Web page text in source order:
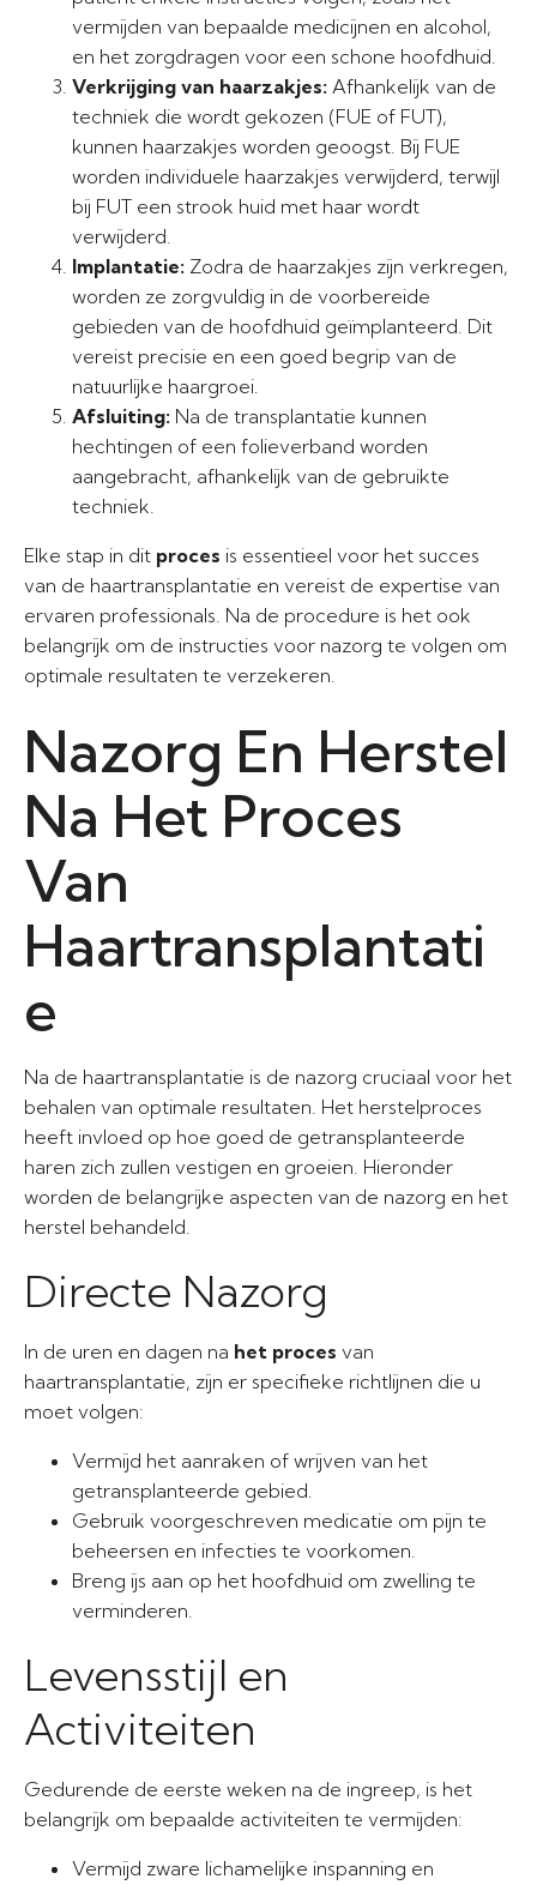
vermijden van bepaalde medicijnen en alcohol,
en het zorgdragen voor een schone hoofdhuid.
Verkrijging van haarzakjes: Afhankelijk van de
techniek die wordt gekozen (FUE of FUT),
kunnen haarzakjes worden geoogst. Bij FUE
worden individuele haarzakjes verwijderd, terwijl
bij FUT een strook huid met haar wordt
verwijderd.
Implantatie: Zodra de haarzakjes zijn verkregen,
worden ze zorgvuldig in de voorbereide
gebieden van de hoofdhuid geïmplanteerd. Dit
vereist precisie en een goed begrip van de
natuurlijke haargroei.
Afsluiting: Na de transplantatie kunnen
hechtingen of een folieverband worden
aangebracht, afhankelijk van de gebruikte
techniek.
Elke stap in dit proces is essentieel voor het succes
van de haartransplantatie en vereist de expertise van
ervaren professionals. Na de procedure is het ook
belangrijk om de instructies voor nazorg te volgen om
optimale resultaten te verzekeren.
Nazorg En Herstel
Na Het Proces
Van
Haartransplantati
e
Na de haartransplantatie is de nazorg cruciaal voor het
behalen van optimale resultaten. Het herstelproces
heeft invloed op hoe goed de getransplanteerde
haren zich zullen vestigen en groeien. Hieronder
worden de belangrijke aspecten van de nazorg en het
herstel behandeld.
Directe Nazorg
In de uren en dagen na het proces van
haartransplantatie, zijn er specifieke richtlijnen die u
moet volgen:
Vermijd het aanraken of wrijven van het
getransplanteerde gebied.
Gebruik voorgeschreven medicatie om pijn te
beheersen en infecties te voorkomen.
Breng ijs aan op het hoofdhuid om zwelling te
verminderen.
Levensstijl en
Activiteiten
Gedurende de eerste weken na de ingreep, is het
belangrijk om bepaalde activiteiten te vermijden:
Vermijd zware lichamelijke inspanning en